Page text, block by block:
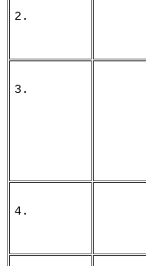
2.
3.
4.